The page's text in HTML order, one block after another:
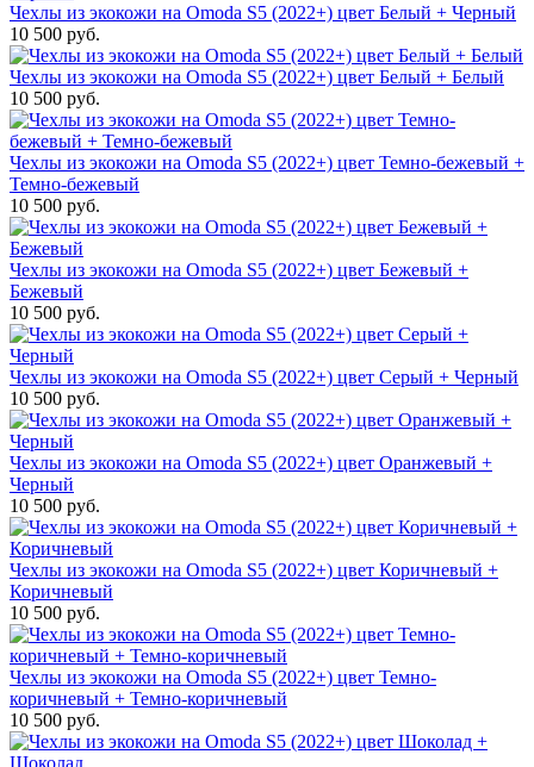
Чехлы из экокожи на Omoda S5 (2022+) цвет Белый + Черный
10 500 руб.
Чехлы из экокожи на Omoda S5 (2022+) цвет Белый + Белый
10 500 руб.
Чехлы из экокожи на Omoda S5 (2022+) цвет Темно-бежевый +
Темно-бежевый
10 500 руб.
Чехлы из экокожи на Omoda S5 (2022+) цвет Бежевый +
Бежевый
10 500 руб.
Чехлы из экокожи на Omoda S5 (2022+) цвет Серый + Черный
10 500 руб.
Чехлы из экокожи на Omoda S5 (2022+) цвет Оранжевый +
Черный
10 500 руб.
Чехлы из экокожи на Omoda S5 (2022+) цвет Коричневый +
Коричневый
10 500 руб.
Чехлы из экокожи на Omoda S5 (2022+) цвет Темно-
коричневый + Темно-коричневый
10 500 руб.